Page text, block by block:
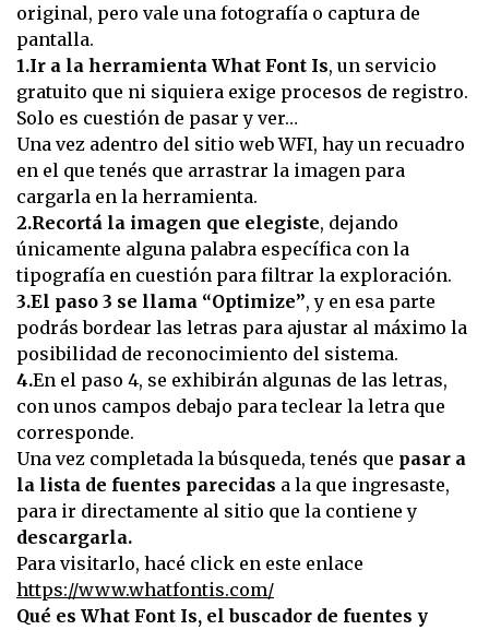
original, pero vale una fotografía o captura de
pantalla.
1.Ir a la herramienta What Font Is, un servicio
gratuito que ni siquiera exige procesos de registro.
Solo es cuestión de pasar y ver…
Una vez adentro del sitio web WFI, hay un recuadro
en el que tenés que arrastrar la imagen para
cargarla en la herramienta.
2.Recortá la imagen que elegiste, dejando
únicamente alguna palabra específica con la
tipografía en cuestión para filtrar la exploración.
3.El paso 3 se llama “Optimize”, y en esa parte
podrás bordear las letras para ajustar al máximo la
posibilidad de reconocimiento del sistema.
4.En el paso 4, se exhibirán algunas de las letras,
con unos campos debajo para teclear la letra que
corresponde.
Una vez completada la búsqueda, tenés que pasar a
la lista de fuentes parecidas a la que ingresaste,
para ir directamente al sitio que la contiene y
descargarla.
Para visitarlo, hacé click en este enlace
https://www.whatfontis.com/
Qué es What Font Is, el buscador de fuentes y